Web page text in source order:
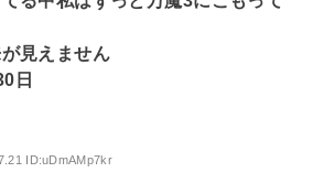
見えません
日
ID:uDmAMp7kr